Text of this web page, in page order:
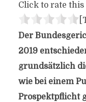
Click to rate this
Der
2019
grundsätzlich
wie bei einem
Prospektpflicht